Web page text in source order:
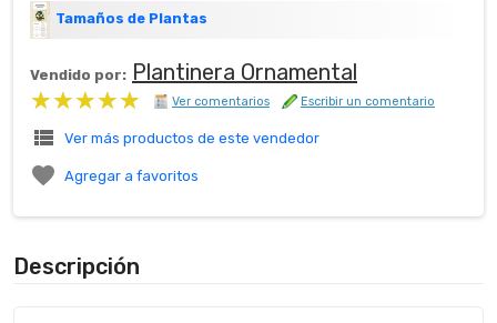
Tamaños de Plantas
Vendido por: Plantinera Ornamental
★★★★★
★★★★★ Ver comentarios Escribir un comentario
view_list Ver más productos de este vendedor
 Agregar a favoritos
Descripción